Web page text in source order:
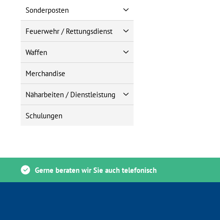
Sonderposten
Feuerwehr / Rettungsdienst
Waffen
Merchandise
Näharbeiten / Dienstleistung
Schulungen
Gerne beraten wir Sie auch telefonisch